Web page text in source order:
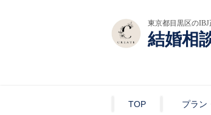
東京都目黒区の
結婚相
TOP プラン